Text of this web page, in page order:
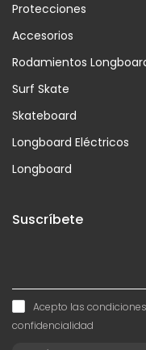
Protecciones
Accesorios
Rodamientos
Surf Skate
Skateboard
Longboard Eléctricos
Longboard
Suscríbete
Acepto las
confidencialidad